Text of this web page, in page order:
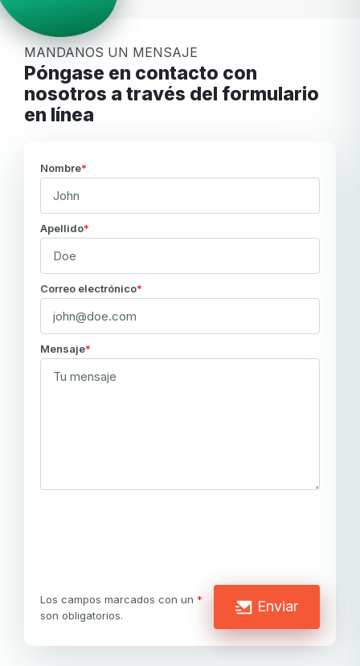
MANDANOS UN MENSAJE
Póngase en contacto con
nosotros a través del formulario
en línea
Nombre
Apellido
Correo electrónico
Mensaje
Los campos marcados con un *
son obligatorios.
Enviar
Tu correo electrónico